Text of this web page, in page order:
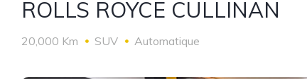
ROLLS ROYCE CULLINAN
20,000 Km SUV Automatique